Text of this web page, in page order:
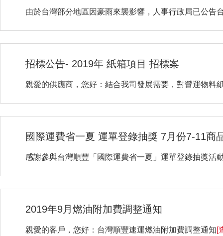
由於台灣部分地區因豪雨來襲影響，人事行政局已公告
招標公告- 2019年 紙箱項目 招標案
親愛的供應商，您好：結合我司發展需要，對營運物料
國際運費省一夏 運單登錄抽獎 7月份7-11商
感謝參與台灣順豐「國際運費省一夏」運單登錄抽獎活
2019年9月燃油附加費調整通知
親愛的客戶，您好：台灣順豐速運燃油附加費調整通知[